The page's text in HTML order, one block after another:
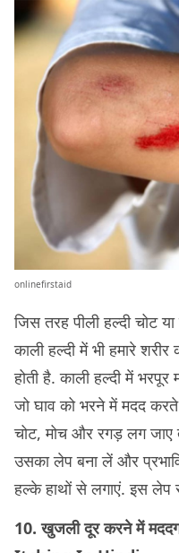
onlinefirstaid
जिस तरह पीली हल्दी चोट
काली हल्दी में भी हमारे
होती है. काली हल्दी में
जो घाव को भरने में मदद
चोट, मोच और रगड़ लग जाए
उसका लेप बना लें और
हल्के हाथों से लगाएं. इस लेप
10. खुजली दूर करने में